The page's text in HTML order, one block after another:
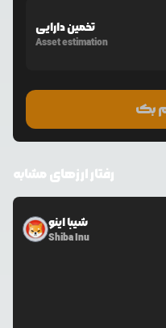
تخمین دارایی
Asset estimation
بک
رفتار ارزهای مشابه
شیبا اینو
Shiba Inu